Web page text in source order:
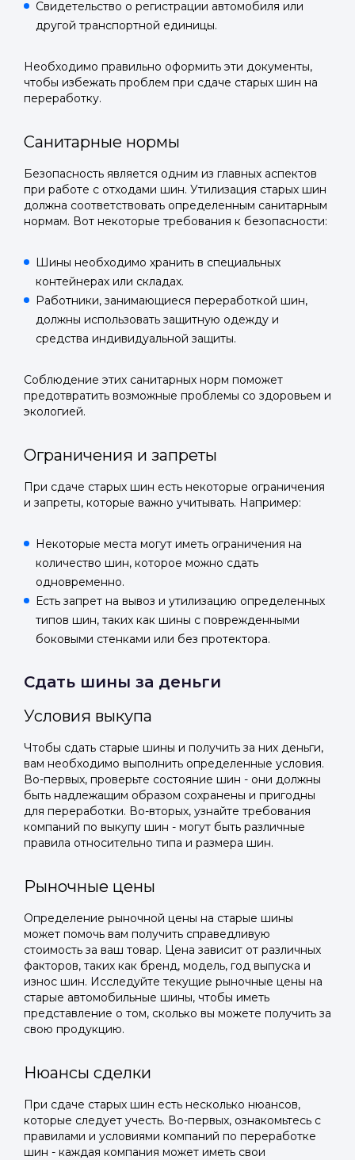
Войти в
Мы отправим код для входа на ваш
номер телефона.
Отправить код
Отправьте заявку через мессенджер-бот — магазины
AI-оценка прямо в чате.
Telegram
или подайте через форму на сайте
Войти в ЛК и заполнить форму
Отправьте заявку через мессенджер-бот — магазины
AI-оценка прямо в чате.
Telegram
или подайте через форму на сайте
Войти в ЛК и заполнить форму
Свидетельство о регистрации автомобиля или
другой транспортной единицы.
Необходимо правильно оформить эти документы,
чтобы избежать проблем при сдаче старых шин на
переработку.
Санитарные нормы
Безопасность является одним из главных аспектов
при работе с отходами шин. Утилизация старых шин
должна соответствовать определенным санитарным
нормам. Вот некоторые требования к безопасности:
Шины необходимо хранить в специальных
контейнерах или складах.
Работники, занимающиеся переработкой шин,
должны использовать защитную одежду и
средства индивидуальной защиты.
Соблюдение этих санитарных норм поможет
предотвратить возможные проблемы со здоровьем и
экологией.
Ограничения и запреты
При сдаче старых шин есть некоторые ограничения
и запреты, которые важно учитывать. Например:
Некоторые места могут иметь ограничения на
количество шин, которое можно сдать
одновременно.
Есть запрет на вывоз и утилизацию определенных
типов шин, таких как шины с поврежденными
боковыми стенками или без протектора.
Сдать шины за деньги
Условия выкупа
Чтобы сдать старые шины и получить за них деньги,
вам необходимо выполнить определенные условия.
Во-первых, проверьте состояние шин - они должны
быть надлежащим образом сохранены и пригодны
для переработки. Во-вторых, узнайте требования
компаний по выкупу шин - могут быть различные
правила относительно типа и размера шин.
Рыночные цены
Определение рыночной цены на старые шины
может помочь вам получить справедливую
стоимость за ваш товар. Цена зависит от различных
факторов, таких как бренд, модель, год выпуска и
износ шин. Исследуйте текущие рыночные цены на
старые автомобильные шины, чтобы иметь
представление о том, сколько вы можете получить за
свою продукцию.
Нюансы сделки
При сдаче старых шин есть несколько нюансов,
которые следует учесть. Во-первых, ознакомьтесь с
правилами и условиями компаний по переработке
шин - каждая компания может иметь свои